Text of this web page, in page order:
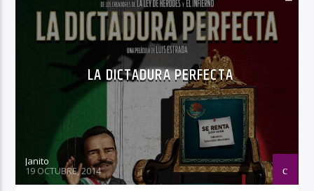
LA DICTADURA PERFECTA
Janito
19 OCTUBRE, 2014